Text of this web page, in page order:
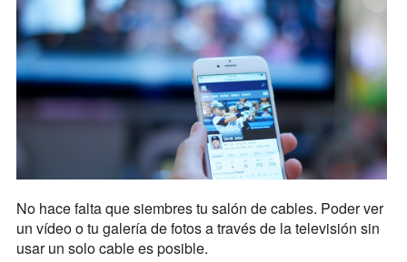
No hace falta que siembres tu salón de cables. Poder ver
un vídeo o tu galería de fotos a través de la televisión sin
usar un solo cable es posible.